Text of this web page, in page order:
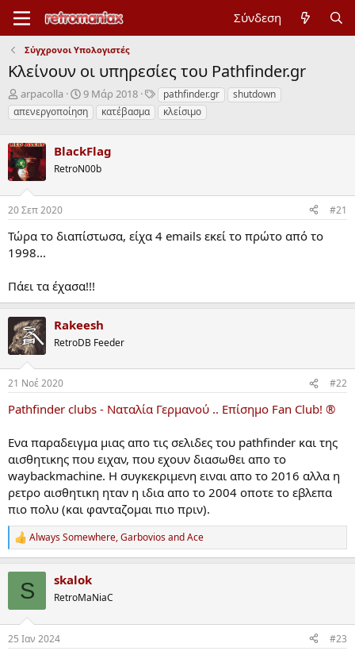
Σύνδεση
Σύγχρονοι Υπολογιστές
Κλείνουν οι υπηρεσίες του Pathfinder.gr
Έ
ν
α
ξ
η
μ
ί
ζ
α
ς
arpacolla
Η
μ
ε
ο
μ
ν
α
έ
ξ
η
ς
9 Μάρ 2018
Ε
τ
ι
ς
pathfinder.gr
shutdown
απενεργοποίηση
κατέβασμα κλείσιμο
BlackFlag
RetroN00b
20 Σεπ 2020 #21
Τώρα το διαπίστωσα, είχα 4 emails εκεί το πρώτο από το
1998...
Πάει τα έχασα!!!
Rakeesh
RetroDB Feeder
21 Νοέ 2020 #22
Pathfinder clubs - Ναταλία Γερμανού .. Επίσημο Fan Club! ®
Ενα παραδειγμα μιας απο τις σελιδες του pathfinder και της
αισθητικης που ειχαν, που εχουν διασωθει απο το
waybackmachine. Η συγκεκριμενη ειναι απο το 2016 αλλα η
ρετρο αισθητικη ηταν η ιδια απο το 2004 οποτε το εβλεπα
πιο πολυ (και φανταζομαι πιο πριν).
R
e
s
Always Somewhere,GarboviosandAce
S skalok
RetroMaNiaC
25 Ιαν 2024 #23